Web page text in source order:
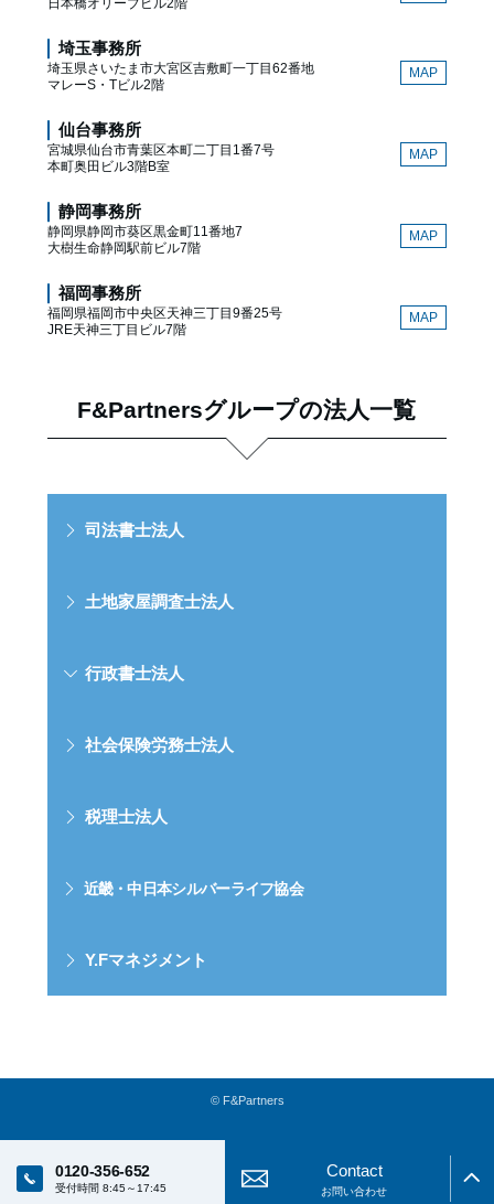
日本橋オリーブビル2階
埼玉事務所
埼玉県さいたま市大宮区吉敷町一丁目62番地
マレーS・Tビル2階
MAP
仙台事務所
宮城県仙台市青葉区本町二丁目1番7号
本町奥田ビル3階B室
MAP
静岡事務所
静岡県静岡市葵区黒金町11番地7
大樹生命静岡駅前ビル7階
MAP
福岡事務所
福岡県福岡市中央区天神三丁目9番25号
JRE天神三丁目ビル7階
MAP
F&Partnersグループの法人一覧
司法書士法人
土地家屋調査士法人
行政書士法人
社会保険労務士法人
税理士法人
近畿・中日本シルバーライフ協会
Y.Fマネジメント
© F&Partners
0120-356-652
受付時間 8:45～17:45
Contact
お問い合わせ